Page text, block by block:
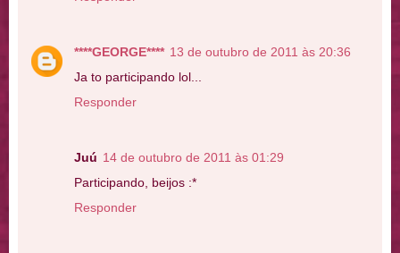
****GEORGE**** 13 de outubro de 2011 às 20:36
Ja to participando lol...
Responder
Juú 14 de outubro de 2011 às 01:29
Participando, beijos :*
Responder